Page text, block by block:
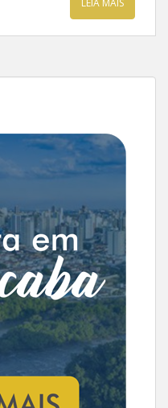
LEIA MAIS